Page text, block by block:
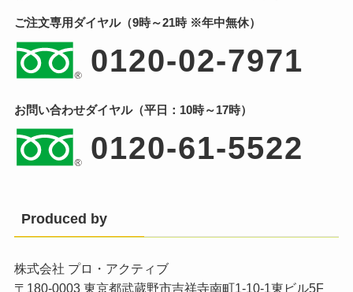
ご注文専用ダイヤル（9時～21時 ※年中無休）
0120-02-7971
お問い合わせダイヤル（平日：10時～17時）
0120-61-5522
Produced by
株式会社 プロ・アクティブ
〒180-0003 東京都武蔵野市吉祥寺南町1-10-1東ビル5F